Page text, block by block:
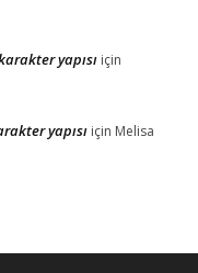
yapısı için
yapısı için Melisa